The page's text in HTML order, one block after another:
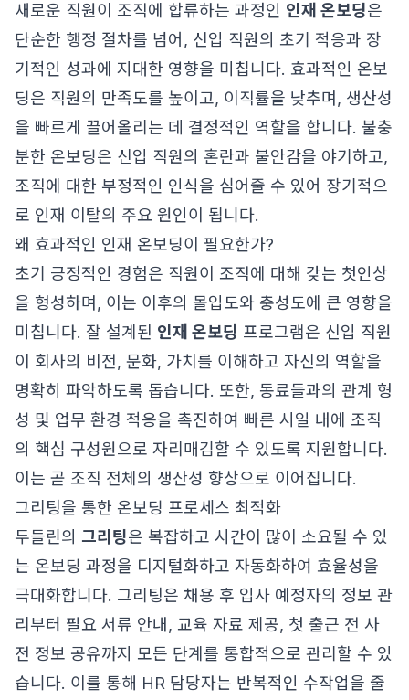
새로운 직원이 조직에 합류하는 과정인 인재 온보딩은
단순한 행정 절차를 넘어, 신입 직원의 초기 적응과 장
기적인 성과에 지대한 영향을 미칩니다. 효과적인 온보
딩은 직원의 만족도를 높이고, 이직률을 낮추며, 생산성
을 빠르게 끌어올리는 데 결정적인 역할을 합니다. 불충
분한 온보딩은 신입 직원의 혼란과 불안감을 야기하고,
조직에 대한 부정적인 인식을 심어줄 수 있어 장기적으
로 인재 이탈의 주요 원인이 됩니다.
왜 효과적인 인재 온보딩이 필요한가?
초기 긍정적인 경험은 직원이 조직에 대해 갖는 첫인상
을 형성하며, 이는 이후의 몰입도와 충성도에 큰 영향을
미칩니다. 잘 설계된 인재 온보딩 프로그램은 신입 직원
이 회사의 비전, 문화, 가치를 이해하고 자신의 역할을
명확히 파악하도록 돕습니다. 또한, 동료들과의 관계 형
성 및 업무 환경 적응을 촉진하여 빠른 시일 내에 조직
의 핵심 구성원으로 자리매김할 수 있도록 지원합니다.
이는 곧 조직 전체의 생산성 향상으로 이어집니다.
그리팅을 통한 온보딩 프로세스 최적화
두들린의 그리팅은 복잡하고 시간이 많이 소요될 수 있
는 온보딩 과정을 디지털화하고 자동화하여 효율성을
극대화합니다. 그리팅은 채용 후 입사 예정자의 정보 관
리부터 필요 서류 안내, 교육 자료 제공, 첫 출근 전 사
전 정보 공유까지 모든 단계를 통합적으로 관리할 수 있
습니다. 이를 통해 HR 담당자는 반복적인 수작업을 줄